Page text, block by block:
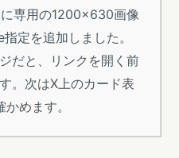
専用の1200×630画像
定を追加しました。
だと、リンクを開く前
。次はX上のカード表
めます。